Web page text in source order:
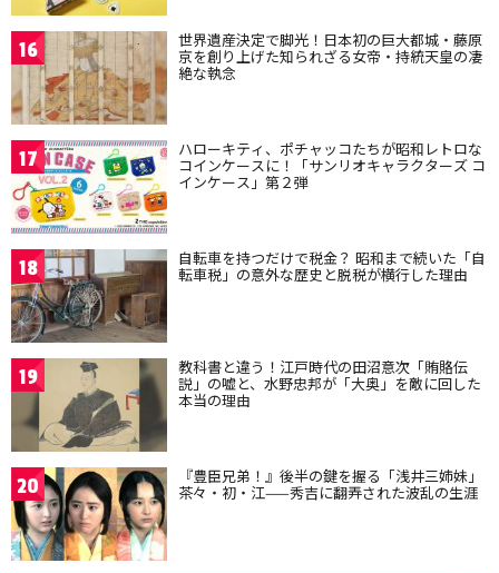
16 世界遺産決定で脚光！日本初の巨大都城・藤原
京を創り上げた知られざる女帝・持統天皇の凄
絶な執念
17 ハローキティ、ポチャッコたちが昭和レトロな
コインケースに！「サンリオキャラクターズ コ
インケース」第２弾
18 自転車を持つだけで税金？ 昭和まで続いた「自
転車税」の意外な歴史と脱税が横行した理由
19 教科書と違う！江戸時代の田沼意次「賄賂伝
説」の嘘と、水野忠邦が「大奥」を敵に回した
本当の理由
20 『豊臣兄弟！』後半の鍵を握る「浅井三姉妹」
茶々・初・江——秀吉に翻弄された波乱の生涯